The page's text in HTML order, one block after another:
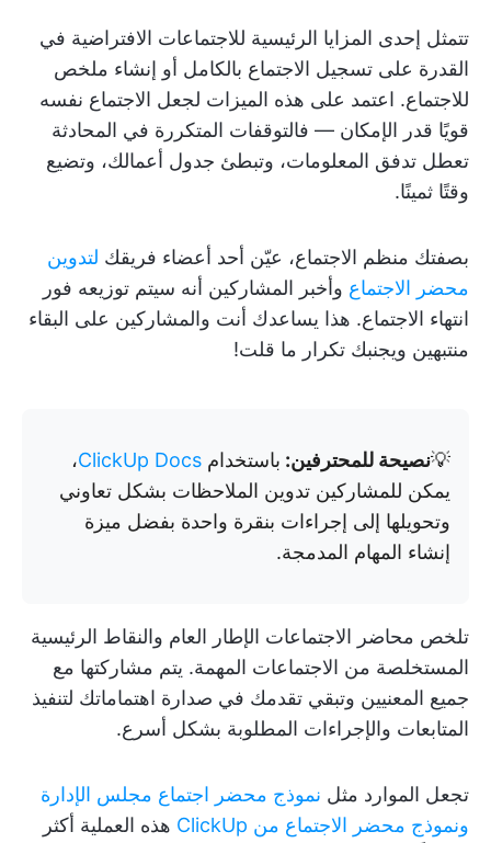
تتمثل إحدى المزايا الرئيسية للاجتماعات الافتراضية في
القدرة على تسجيل الاجتماع بالكامل أو إنشاء ملخص
للاجتماع. اعتمد على هذه الميزات لجعل الاجتماع نفسه
قويًا قدر الإمكان — فالتوقفات المتكررة في المحادثة
تعطل تدفق المعلومات، وتبطئ جدول أعمالك، وتضيع
وقتًا ثمينًا.
بصفتك منظم الاجتماع، عيّن أحد أعضاء فريقك لتدوين
محضر الاجتماع وأخبر المشاركين أنه سيتم توزيعه فور
انتهاء الاجتماع. هذا يساعدك أنت والمشاركين على البقاء
منتبهين ويجنبك تكرار ما قلت!
💡نصيحة للمحترفين: باستخدام ClickUp Docs،
يمكن للمشاركين تدوين الملاحظات بشكل تعاوني
وتحويلها إلى إجراءات بنقرة واحدة بفضل ميزة
إنشاء المهام المدمجة.
تلخص محاضر الاجتماعات الإطار العام والنقاط الرئيسية
المستخلصة من الاجتماعات المهمة. يتم مشاركتها مع
جميع المعنيين وتبقي تقدمك في صدارة اهتماماتك لتنفيذ
المتابعات والإجراءات المطلوبة بشكل أسرع.
تجعل الموارد مثل نموذج محضر اجتماع مجلس الإدارة
ونموذج محضر الاجتماع من ClickUp
هذه العملية أكثر